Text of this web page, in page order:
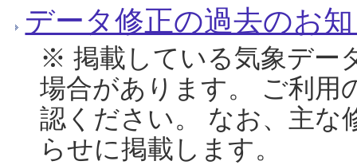
データ修正の過去のお
※ 掲載している気象デー
場合があります。 ご利用
認ください。 なお、主な
らせに掲載します。